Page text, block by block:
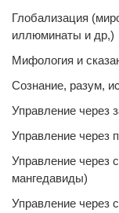
Глобализация
иллюминаты и др,)
Мифология и
Сознание, разум,
Управление через
Управление через
Управление через
мангедавиды)
Управление через